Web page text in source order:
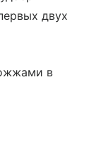
двух
в